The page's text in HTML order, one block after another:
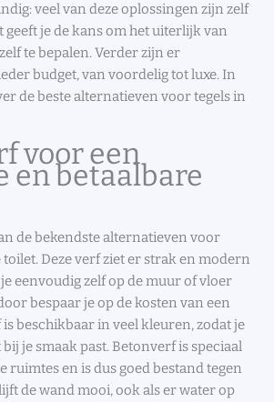
veel van deze oplossingen zijn zelf
geeft je de kans om het uiterlijk van
te bepalen. Verder zijn er
budget, van voordelig tot luxe. In
de beste alternatieven voor tegels in
voor een
en betaalbare
de bekendste alternatieven voor
Deze verf ziet er strak en modern
eenvoudig zelf op de muur of vloer
bespaar je op de kosten van een
is beschikbaar in veel kleuren, zodat je
je smaak past. Betonverf is speciaal
ruimtes en is dus goed bestand tegen
de wand mooi, ook als er water op